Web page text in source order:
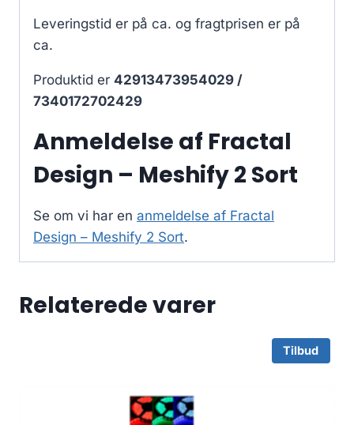
Leveringstid er på ca. og fragtprisen er på
ca.
Produktid er 42913473954029 /
7340172702429
Anmeldelse af Fractal
Design – Meshify 2 Sort
Se om vi har en anmeldelse af Fractal
Design – Meshify 2 Sort.
Relaterede varer
Tilbud